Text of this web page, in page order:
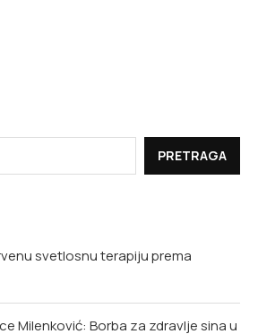
PRETRAGA
svetlosnu terapiju prema
Milenković: Borba za zdravlje sina u